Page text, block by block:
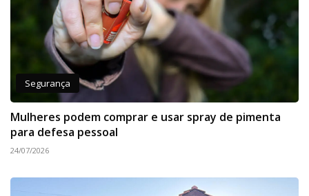
Segurança
Mulheres podem comprar e usar spray de pimenta
para defesa pessoal
24/07/2026